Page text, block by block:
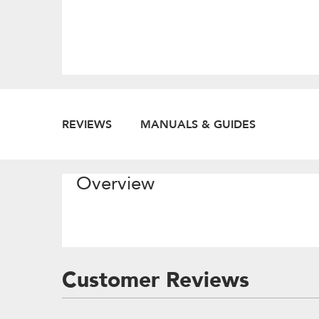
REVIEWS MANUALS & GUIDES
Overview
Customer Reviews